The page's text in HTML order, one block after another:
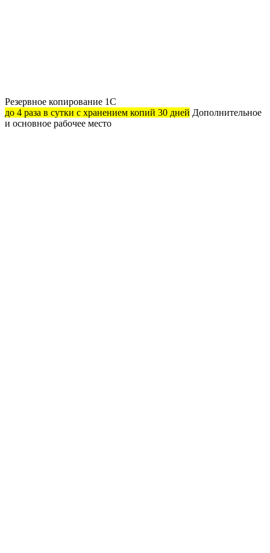
Резервное копирование 1С
до 4 раза в сутки с хранением копий 30 дней Дополнительное
и основное рабочее место